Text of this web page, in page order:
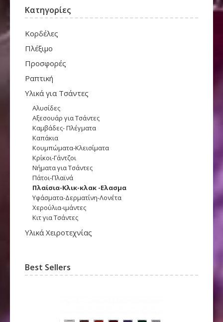
Κατηγορίες
Κορδέλες
Πλέξιμο
Προσφορές
Ραπτική
Υλικά για Τσάντες
Αλυσίδες
Αξεσουάρ για Τσάντες
Καμβάδες- Πλέγματα
Καπάκια
Κουμπώματα-Κλεισίματα
Κρίκοι-Γάντζοι
Νήματα για Τσάντες
Πάτοι-Πλαϊνά
Πλαίσια-Κλικ-κλακ -Ελασμα
Υφάσματα-Δερματίνη-Λονέτα
Χερούλια-ιμάντες
Κιτ για Τσάντες
Υλικά Χειροτεχνίας
Best Sellers